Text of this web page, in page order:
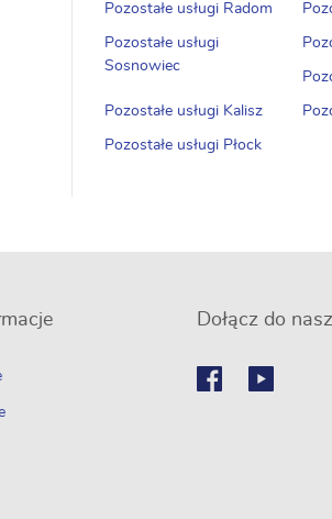
Pozostałe usługi Radom
Pozostałe usługi
Sosnowiec
Pozostałe usługi Kalisz
Pozostałe usługi Płock
Dołącz do